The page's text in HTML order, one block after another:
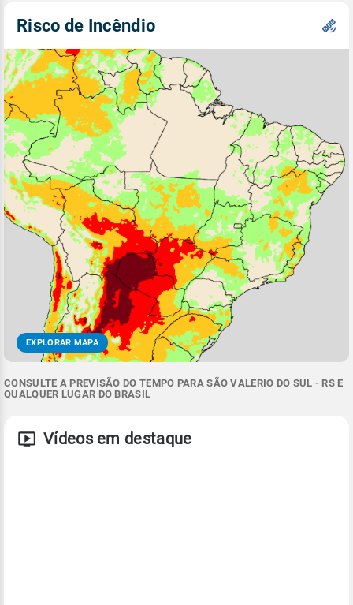
Risco de Incêndio
EXPLORAR MAPA
CONSULTE A PREVISÃO DO TEMPO PARA SÃO VALERIO DO SUL - RS E
QUALQUER LUGAR DO BRASIL
Vídeos em destaque